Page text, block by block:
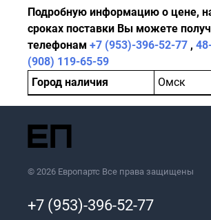
Подробную информацию о цене,
сроках поставки Вы можете
телефонам +7 (953)-396-52-77 ,
(908) 119-65-59
Город наличия
Омск
© 2026 Европартс Все права защищены
+7 (953)-396-52-77